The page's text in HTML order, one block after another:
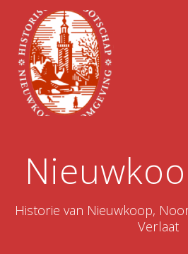
Historie van Nieuwkoop,
Verlaat